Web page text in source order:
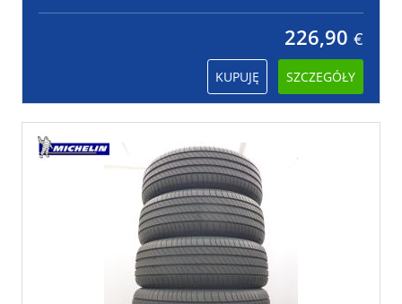
226,90 €
KUPUJĘ SZCZEGÓŁY